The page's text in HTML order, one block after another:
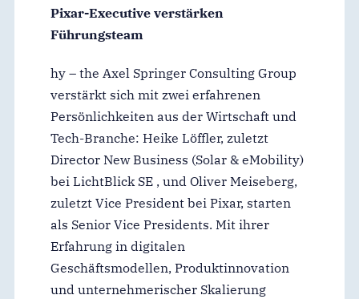
Pixar-Executive verstärken
Führungsteam
hy – the Axel Springer Consulting Group
verstärkt sich mit zwei erfahrenen
Persönlichkeiten aus der Wirtschaft und
Tech-Branche: Heike Löffler, zuletzt
Director New Business (Solar & eMobility)
bei LichtBlick SE , und Oliver Meiseberg,
zuletzt Vice President bei Pixar, starten
als Senior Vice Presidents. Mit ihrer
Erfahrung in digitalen
Geschäftsmodellen, Produktinnovation
und unternehmerischer Skalierung